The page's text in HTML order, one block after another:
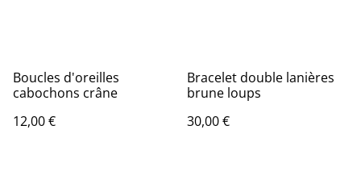
Boucles d'oreilles
cabochons crâne
12,00 €
Bracelet double lanières
brune loups
30,00 €